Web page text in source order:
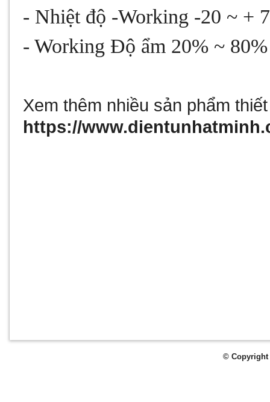
- Nhiệt độ -Working -20 ~ +
- Working Độ ẩm 20% ~
Xem thêm nhiều sản phẩm
https://
© Copyright